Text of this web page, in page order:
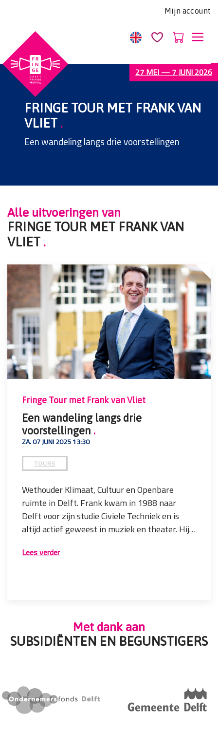
website
bevat
een
toegankelijkheidssysteem.
Mijn account
27 MEI — 7 JUNI 2026
FRINGE TOUR MET FRANK VAN
VLIET .
Een wandeling langs drie voorstellingen
Alle uitvoeringen van
FRINGE TOUR MET FRANK VAN
VLIET .
Fringe Tour met Frank van Vliet
Een wandeling langs drie
voorstellingen .
ZA. 07 JUNI 2025 13:30
TOURS
Wethouder Klimaat, Cultuur en Openbare
ruimte in Delft. Frank kwam in 1988 naar
Delft voor zijn studie Civiele Techniek en is
altijd actief geweest in muziek en theater. Hij
Delft en neemt je graag mee op tour!
Alderman for Climate, Culture, and Public
Startpunt / Starting point: The Social Hub
Prijs / Price: € 39,50
Lees verder
Met dank aan
SUBSIDIËNTEN EN BEGUNSTIGERS